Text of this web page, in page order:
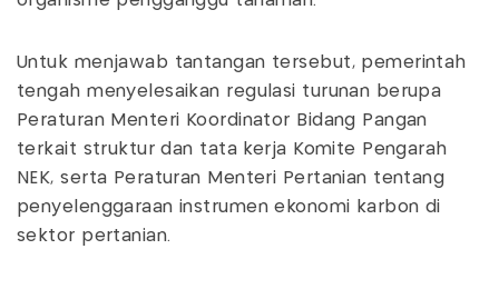
Untuk menjawab tantangan tersebut, pemerintah
tengah menyelesaikan regulasi turunan berupa
Peraturan Menteri Koordinator Bidang Pangan
terkait struktur dan tata kerja Komite Pengarah
NEK, serta Peraturan Menteri Pertanian tentang
penyelenggaraan instrumen ekonomi karbon di
sektor pertanian.